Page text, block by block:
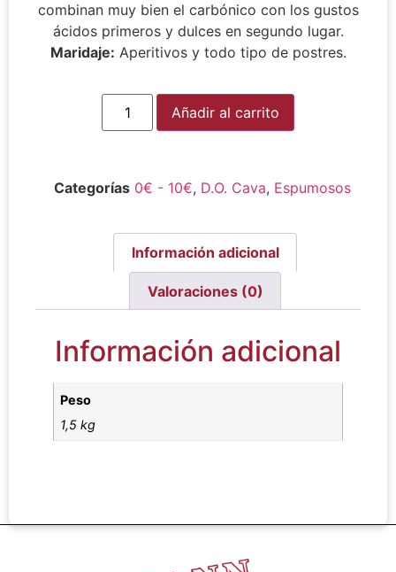
combinan muy bien el carbónico con los gustos
ácidos primeros y dulces en segundo lugar.
Maridaje: Aperitivos y todo tipo de postres.
Añadir al carrito
Categorías 0€ - 10€, D.O. Cava, Espumosos
Información adicional
Valoraciones (0)
Información adicional
Peso
1,5 kg